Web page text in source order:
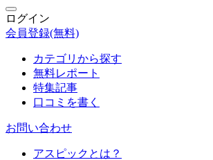
ログイン
会員登録(無料)
カテゴリから探す
無料レポート
特集記事
口コミを書く
お問い合わせ
アスピックとは？